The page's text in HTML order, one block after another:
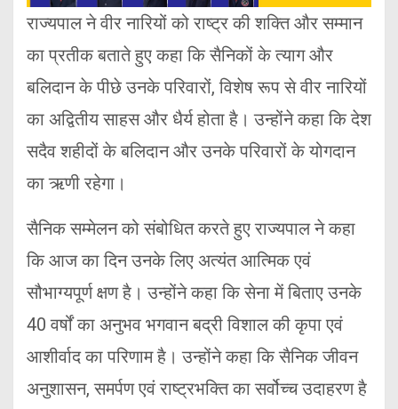
राज्यपाल ने वीर नारियों को राष्ट्र की शक्ति और सम्मान
का प्रतीक बताते हुए कहा कि सैनिकों के त्याग और
बलिदान के पीछे उनके परिवारों, विशेष रूप से वीर नारियों
का अद्वितीय साहस और धैर्य होता है। उन्होंने कहा कि देश
सदैव शहीदों के बलिदान और उनके परिवारों के योगदान
का ऋणी रहेगा।
सैनिक सम्मेलन को संबोधित करते हुए राज्यपाल ने कहा
कि आज का दिन उनके लिए अत्यंत आत्मिक एवं
सौभाग्यपूर्ण क्षण है। उन्होंने कहा कि सेना में बिताए उनके
40 वर्षों का अनुभव भगवान बद्री विशाल की कृपा एवं
आशीर्वाद का परिणाम है। उन्होंने कहा कि सैनिक जीवन
अनुशासन, समर्पण एवं राष्ट्रभक्ति का सर्वोच्च उदाहरण है